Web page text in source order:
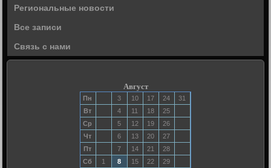
Региональные новости
Все записи
Связь с нами
Август
Пн 3 10 17 24
31
Вт
4 11 18
25
Ср
5 12 19
26
Чт
6 13 20
27
Пт
7 14 21
28
Сб
1 8 15 22
29